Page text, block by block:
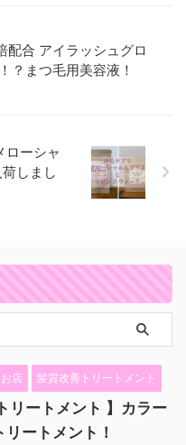
配合 アイラッシュグロ
？まつ毛用美容液！
ローシャ
しまし
お店 髪質改善トリートメント
リートメント 】カラー
ートメント！